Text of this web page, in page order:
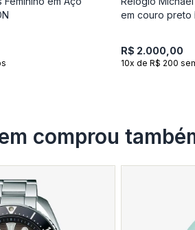
em couro preto
R$ 2.000,00
10x de R$ 200
comprou